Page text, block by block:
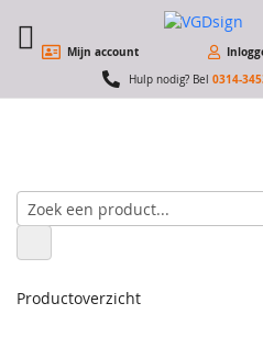
Mijn account
Hulp nodig? Bel 0314-
Productoverzicht